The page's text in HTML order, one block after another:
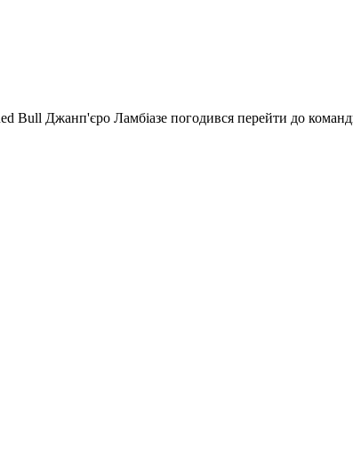
Bull Джанп'єро Ламбіазе погодився перейти до